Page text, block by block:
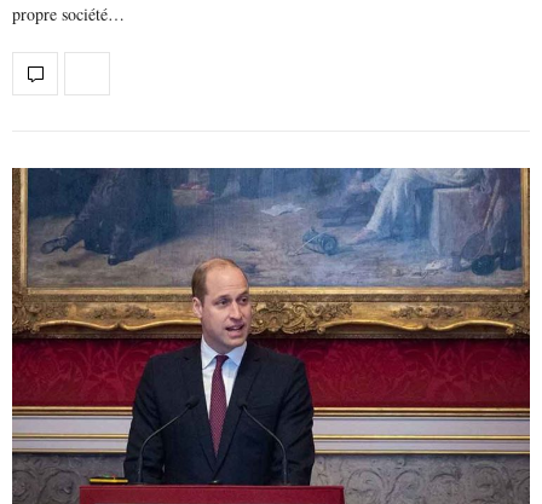
propre société…